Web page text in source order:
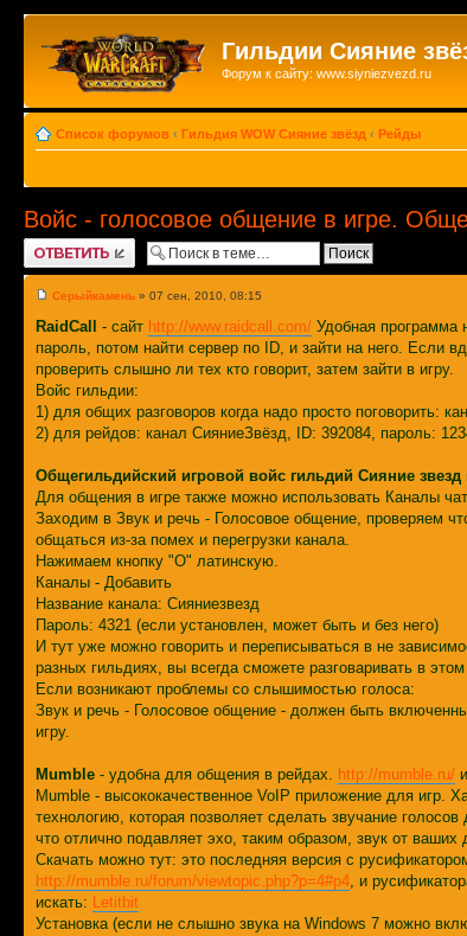
Гильдии Сияние
Форум к сайту: www.siyniezvezd.ru
Список форумов ‹ Гильдия WOW Сияние звёзд ‹ Рейды
Войс - голосовое общение в игре.
Ответить
Серыйкамень » 07 сен, 2010, 08:15
RaidCall - сайт http://www.raidcall.com/ Удобная программа
пароль, потом найти сервер по ID, и зайти на него. Если
проверить слышно ли тех кто говорит, затем зайти в игру.
Войс гильдии:
1) для общих разговоров когда надо просто поговорить:
2) для рейдов: канал СияниеЗвёзд, ID: 392084, пароль:
Общегильдийский игровой войс гильдий Сияние
Для общения в игре также можно использовать Каналы
Заходим в Звук и речь - Голосовое общение, проверяем
общаться из-за помех и перегрузки канала.
Нажимаем кнопку "O" латинскую.
Каналы - Добавить
Название канала: Сияниезвезд
Пароль: 4321 (если установлен, может быть и без него)
И тут уже можно говорить и переписываться в не
разных гильдиях, вы всегда сможете разговаривать в
Если возникают проблемы со слышимостью голоса:
Звук и речь - Голосовое общение - должен быть
игру.
Mumble - удобна для общения в рейдах. http://mumble.ru/ и
Mumble - высококачественное VoIP приложение для игр.
технологию, которая позволяет сделать звучание
что отлично подавляет эхо, таким образом, звук от
Скачать можно тут: это последняя версия с
http://mumble.ru/forum/viewtopic.php?p=4#p4 , и
искать: Letitbit
Установка (если не слышно звука на Windows 7 можно